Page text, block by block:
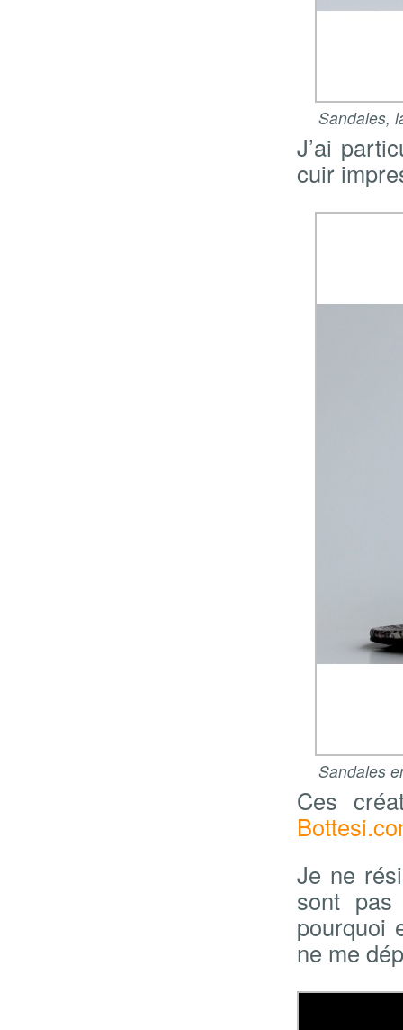
Sandales,
J’ai
cuir
Sandales
Ces
Je ne
sont
pourquoi
ne me